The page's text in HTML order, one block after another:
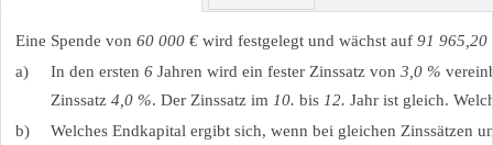
Eine Spende von 60 000 € wird festgelegt und wächst auf 91 965,20
a)
In den ersten 6 Jahren wird ein fester Zinssatz von 3,0 %
Zinssatz 4,0 %. Der Zinssatz im 10. bis 12. Jahr ist gleich.
b)
Welches Endkapital ergibt sich, wenn bei gleichen Zinssätzen